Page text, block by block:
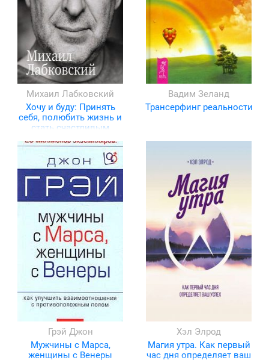
Михаил Лабковский
Хочу и буду: Принять
себя, полюбить жизнь и
стать счастливым
Вадим Зеланд
Трансерфинг реальности
Грэй Джон
Мужчины с Марса,
женщины с Венеры
Хэл Элрод
Магия утра. Как первый
час дня определяет ваш